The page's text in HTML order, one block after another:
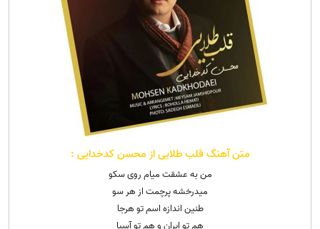
متن آهنگ قلب طلایی از محسن کدخدایی :
من به عشقت میام روی سکو
میدرخشه پرچمت از هر سو
طنین اندازه اسم تو هرجا
هم تو ایران و هم تو آسیا